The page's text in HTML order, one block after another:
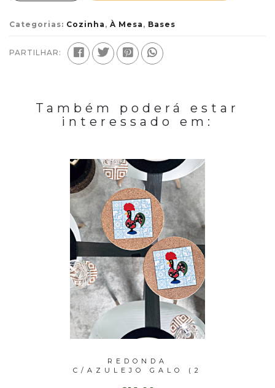
Categorias: Cozinha , À Mesa , Bases
PARTILHAR:
Também poderá estar
interessado em:
REDONDA
C/AZULEJO GALO (2